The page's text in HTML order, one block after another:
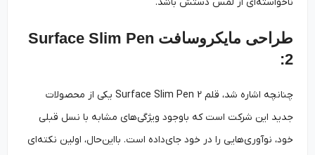
طراحی مایکروسافت Surface Slim Pen
چنانچه اشاره شد، قلم Surface Slim Pen 2 یکی از محصولات
جدید این شرکت است که باوجود ویژگی‌های مشابه با نسل قبلی
خود، نوآوری‌هایی را در خود جای‌داده است. بااین‌حال، اولین نکته‌ای